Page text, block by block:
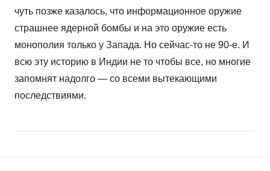
чуть позже казалось, что информационное оружие
страшнее ядерной бомбы и на это оружие есть
монополия только у Запада. Но сейчас-то не 90-е. И
всю эту историю в Индии не то чтобы все, но многие
запомнят надолго — со всеми вытекающими
последствиями.